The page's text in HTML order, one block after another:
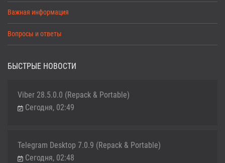
Важная информация
Вопросы и ответы
БЫСТРЫЕ НОВОСТИ
Viber 28.5.0.0 (Repack & Portable)
Сегодня, 02:49
Telegram Desktop 7.0.9 (Repack & Portable)
Сегодня, 02:48